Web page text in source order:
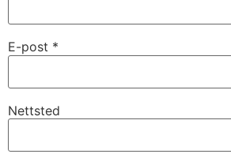
E-post *
Nettsted